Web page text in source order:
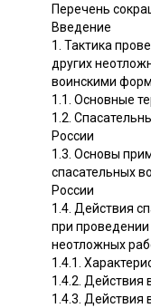
Перечень
Введение
1. Тактика
других
воинскими
1.1. Основные
1.2.
России
1.3. Основы
спасательных
России
1.4. Действия
при
неотложных
1.4.1.
1.4.2. Действия
1.4.3. Действия